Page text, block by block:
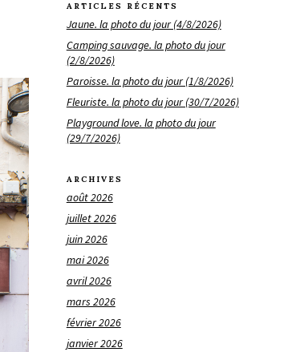
ARTICLES RÉCENTS
Jaune. la photo du jour (4/8/2026)
Camping sauvage. la photo du jour
(2/8/2026)
Paroisse. la photo du jour (1/8/2026)
Fleuriste. la photo du jour (30/7/2026)
Playground love. la photo du jour
(29/7/2026)
ARCHIVES
août 2026
juillet 2026
juin 2026
mai 2026
avril 2026
mars 2026
février 2026
janvier 2026